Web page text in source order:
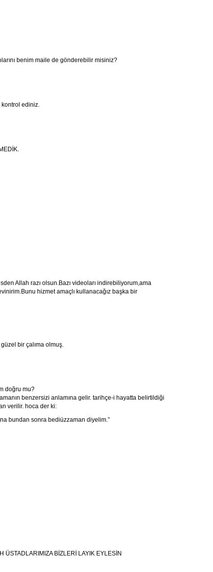
benim maile de gönderebilir misiniz?
ediniz.
Allah razı olsun.Bazı videoları indirebiliyorum,ama
hizmet amaçlı kullanacağız başka bir
bir çalıma olmuş.
doğru mu?
benzersizi anlamına gelir. tarihçe-i hayatta belirtildiği
verilir. hoca der ki:
bundan sonra bediüzzaman diyelim.”
ÜSTADLARIMIZA BİZLERİ LAYIK EYLESİN